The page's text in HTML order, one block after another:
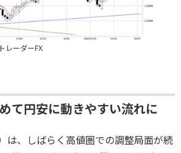
レーダーFX
て円安に動きやすい流れに
は、しばらく高値圏での調整局面が続